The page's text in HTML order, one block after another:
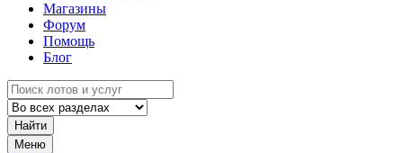
Магазины
Форум
Помощь
Блог
Найти
Меню